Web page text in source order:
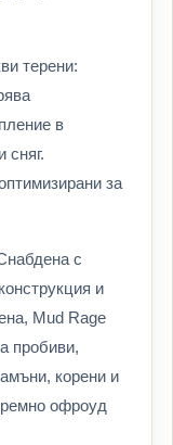
терени:
в
сняг.
за
с
и
Mud Rage
пробиви,
корени и
офроуд